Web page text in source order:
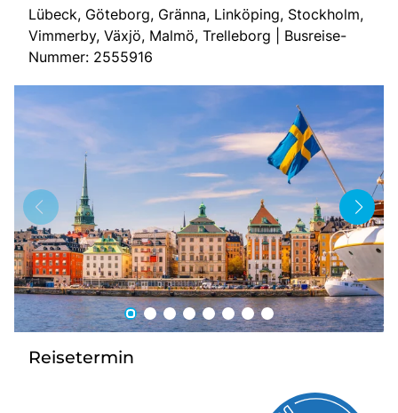
Mehrtagesreisen
Tagesreisen
Bus anmieten
Service
Kontakt
Lübeck, Göteborg, Gränna, Linköping, Stockholm,
Vimmerby, Växjö, Malmö, Trelleborg | Busreise-
Nummer: 2555916
Reisetermin